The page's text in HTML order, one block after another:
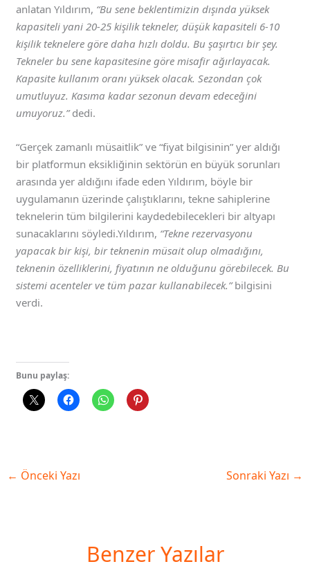
anlatan Yıldırım, “Bu sene beklentimizin dışında yüksek
kapasiteli yani 20-25 kişilik tekneler, düşük kapasiteli 6-10
kişilik teknelere göre daha hızlı doldu. Bu şaşırtıcı bir şey.
Tekneler bu sene kapasitesine göre misafir ağırlayacak.
Kapasite kullanım oranı yüksek olacak. Sezondan çok
umutluyuz. Kasıma kadar sezonun devam edeceğini
umuyoruz.”dedi.
“Gerçek zamanlı müsaitlik” ve “fiyat bilgisinin” yer aldığı
bir platformun eksikliğinin sektörün en büyük sorunları
arasında yer aldığını ifade eden Yıldırım, böyle bir
uygulamanın üzerinde çalıştıklarını, tekne sahiplerine
teknelerin tüm bilgilerini kaydedebilecekleri bir altyapı
sunacaklarını söyledi.Yıldırım, “Tekne rezervasyonu
yapacak bir kişi, bir teknenin müsait olup olmadığını,
teknenin özelliklerini, fiyatının ne olduğunu görebilecek. Bu
sistemi acenteler ve tüm pazar kullanabilecek.”bilgisini
verdi.
Bunu paylaş:
← Önceki Yazı Sonraki Yazı →
Benzer Yazılar